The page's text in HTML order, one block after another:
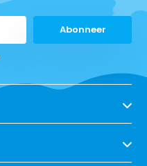
Abonneer